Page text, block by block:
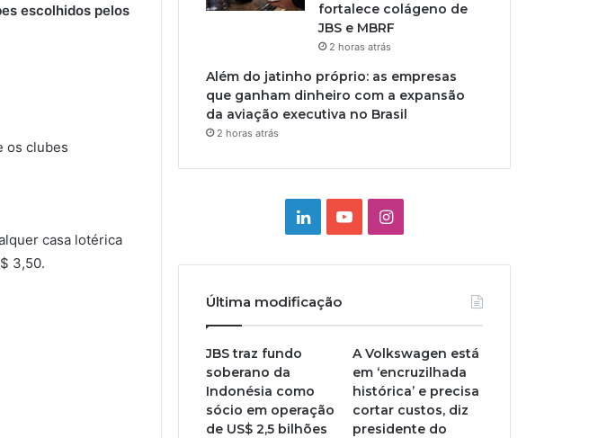
escolhidos pelos
os clubes
casa lotérica
3,50.
fortalece colágeno de
JBS e MBRF
2 horas atrás
Além do jatinho próprio: as empresas
que ganham dinheiro com a expansão
da aviação executiva no Brasil
2 horas atrás
LinkedinYouTubeInstagram
Última modificação
JBS traz fundo
soberano da
Indonésia como
sócio em operação
de US$ 2,5 bilhões
A Volkswagen está
em ‘encruzilhada
histórica’ e precisa
cortar custos, diz
presidente do